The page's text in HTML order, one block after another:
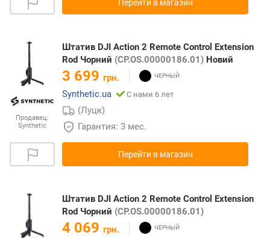
Перейти в магазин
Продавец:
Synthetic
Штатив DJI Action 2 Remote Control Extension
Rod Чорний (CP.OS.00000186.01) Новий
3 699 грн.
Synthetic.ua
С нами 6 лет
(Луцк)
Гарантия: 3 мес.
Перейти в магазин
Штатив DJI Action 2 Remote Control Extension
Rod Чорний (CP.OS.00000186.01)
4 069 грн.